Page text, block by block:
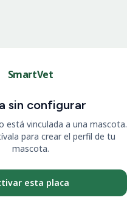
SmartVet
sin configurar
está vinculada a una mascota.
para crear el perfil de tu
mascota.
esta placa